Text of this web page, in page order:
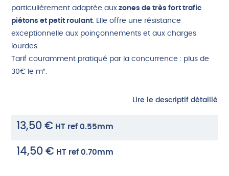
particulièrement adaptée aux zones de très fort trafic
piétons et petit roulant. Elle offre une résistance
exceptionnelle aux poinçonnements et aux charges
lourdes.
Tarif couramment pratiqué par la concurrence : plus de
30€ le m².
Lire le descriptif détaillé
13,50€ HT ref 0.55mm
14,50€ HT ref 0.70mm